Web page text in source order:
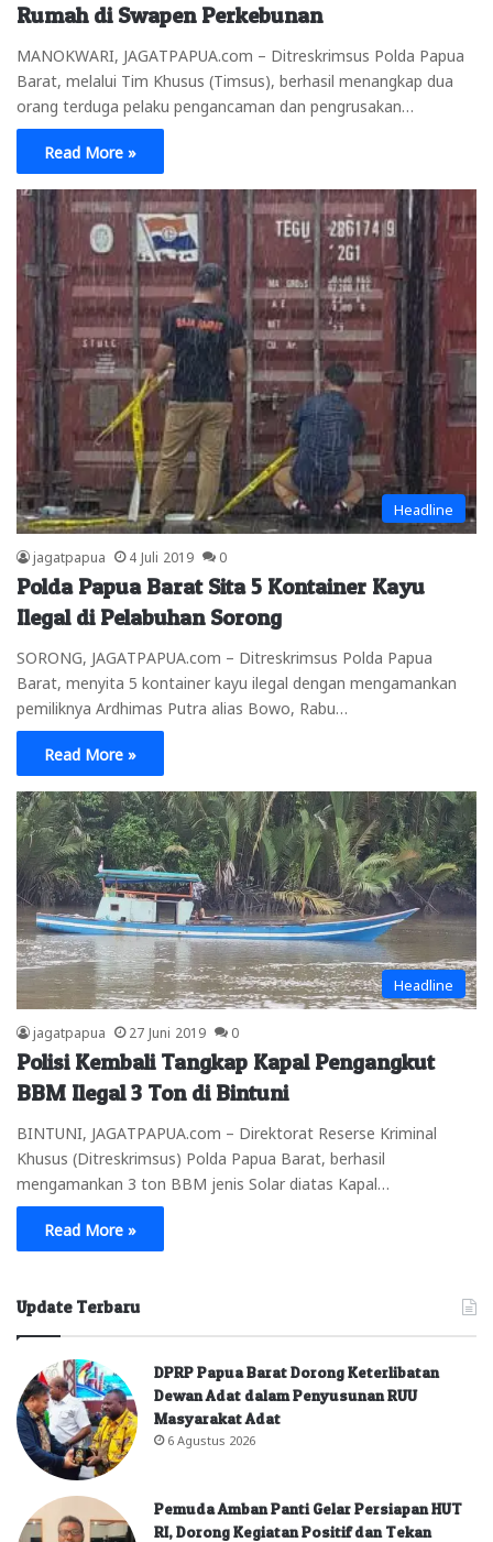
Rumah di Swapen Perkebunan
MANOKWARI, JAGATPAPUA.com – Ditreskrimsus Polda Papua
Barat, melalui Tim Khusus (Timsus), berhasil menangkap dua
orang terduga pelaku pengancaman dan pengrusakan…
Read More »
Headline
jagatpapua 4 Juli 2019 0
Polda Papua Barat Sita 5 Kontainer Kayu
Ilegal di Pelabuhan Sorong
SORONG, JAGATPAPUA.com – Ditreskrimsus Polda Papua
Barat, menyita 5 kontainer kayu ilegal dengan mengamankan
pemiliknya Ardhimas Putra alias Bowo, Rabu…
Read More »
Headline
jagatpapua 27 Juni 2019 0
Polisi Kembali Tangkap Kapal Pengangkut
BBM Ilegal 3 Ton di Bintuni
BINTUNI, JAGATPAPUA.com – Direktorat Reserse Kriminal
Khusus (Ditreskrimsus) Polda Papua Barat, berhasil
mengamankan 3 ton BBM jenis Solar diatas Kapal…
Read More »
Update Terbaru
DPRP Papua Barat Dorong Keterlibatan
Dewan Adat dalam Penyusunan RUU
Masyarakat Adat
6 Agustus 2026
Pemuda Amban Panti Gelar Persiapan HUT
RI, Dorong Kegiatan Positif dan Tekan